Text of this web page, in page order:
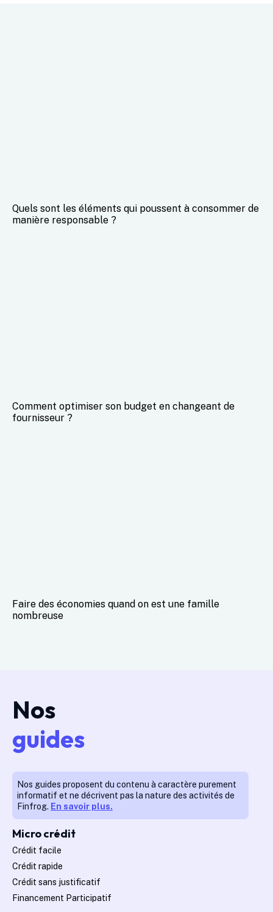
Quels sont les éléments qui poussent à consommer de
manière responsable ?
Comment optimiser son budget en changeant de
fournisseur ?
Faire des économies quand on est une famille
nombreuse
Nos
guides
Nos guides proposent du contenu à caractère purement
informatif et ne décrivent pas la nature des activités de
Finfrog. En savoir plus.
Micro crédit
Crédit facile
Crédit rapide
Crédit sans justificatif
Financement Participatif